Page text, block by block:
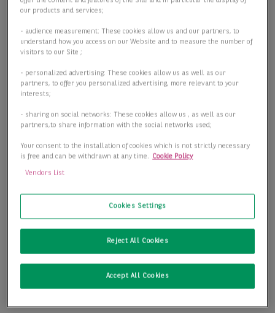
Teilbar ab 250,00 m2
Preis Preis auf Anfrage
Details anzeigen
our products and services;
- audience measurement: These cookies allow us and our partners, to
understand how you access on our Website and to measure the number of
visitors to our Site ;
- personalized advertising: These cookies allow us as well as our
partners, to offer you personalized advertising, more relevant to your
interests;
- sharing on social networks: These cookies allow us , as well as our
partners,to share information with the social networks used;
Your consent to the installation of cookies which is not strictly necessary
is free and can be withdrawn at any time. Cookie Policy
Vendors List
Cookies Settings
Reject All Cookies
Accept All Cookies